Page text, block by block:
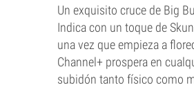
Un exquisito cruce de Big
Indica con un toque de
una vez que empieza a
Channel+ prospera en
subidón tanto físico como